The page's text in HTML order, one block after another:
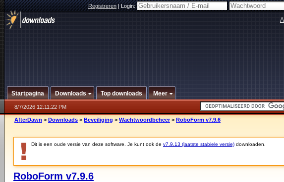
Registreren|Login:
Startpagina Downloads Top downloads Meer
8/7/2026 12:11:22 PM
AfterDawn > Downloads > Beveiliging > Wachtwoordbeheer > RoboForm v7.9.6
Dit is een oude versie van deze software. Je kunt ook de v7.9.13 (laatste stabiele versie) downloaden.
RoboForm v7.9.6